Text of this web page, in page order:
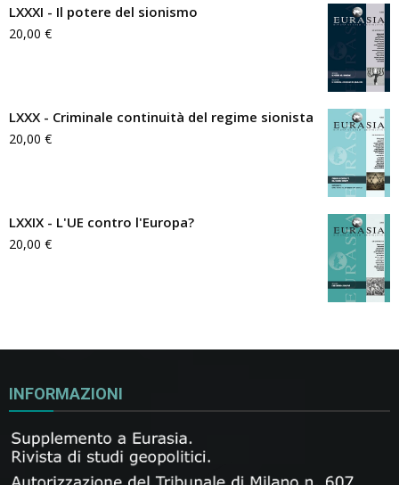
LXXXI - Il potere del sionismo
20,00 €
LXXX - Criminale continuità del regime sionista
20,00 €
LXXIX - L'UE contro l'Europa?
20,00 €
INFORMAZIONI